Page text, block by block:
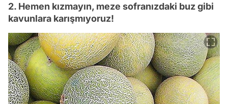
2. Hemen kızmayın, meze sofranızdaki buz gibi
kavunlara karışmıyoruz!